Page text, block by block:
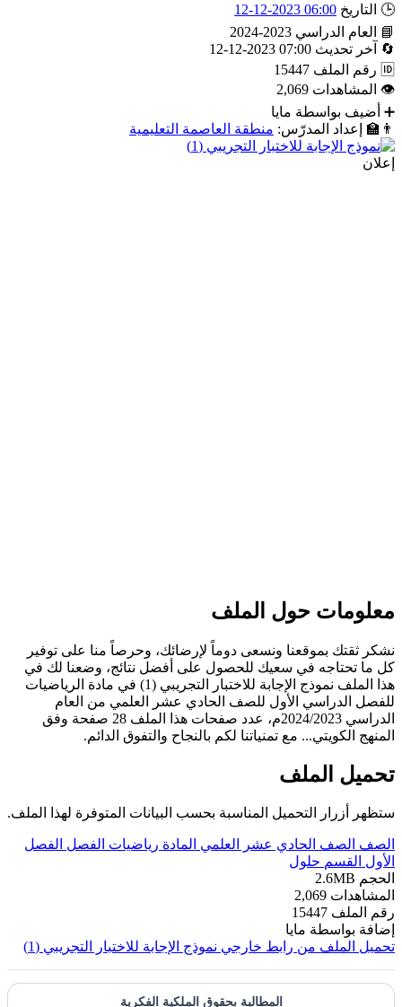
🕒 التاريخ 06:00 2023-12-12
📘
العام الدراسي 2023-2024
🔄
آخر تحديث 07:00 2023-12-12
🆔 رقم الملف 15447
👁
المشاهدات 2,069
➕
أضيف بواسطة مايا
👨‍🏫
إعداد المدرّس: منطقة العاصمة التعليمية
إعلان
معلومات حول الملف
نشكر ثقتك بموقعنا ونسعى دوماً لإرضائك، وحرصاً منا على توفير
كل ما تحتاجه في سعيك للحصول على أفضل نتائج، وضعنا لك في
هذا الملف نموذج الإجابة للاختبار التجريبي (1) في مادة الرياضيات
للفصل الدراسي الأول للصف الحادي عشر العلمي من العام
الدراسي 2024/2023م، عدد صفحات هذا الملف 28 صفحة وفق
المنهج الكويتي... مع تمنياتنا لكم بالنجاح والتفوق الدائم.
تحميل الملف
ستظهر أزرار التحميل المناسبة بحسب البيانات المتوفرة لهذا الملف.
الصف الصف الحادي عشر العلمي المادة رياضيات الفصل
الفصل
الأول
القسم حلول
الحجم 2.6MB
المشاهدات 2,069
رقم الملف 15447
إضافة بواسطة مايا
تحميل الملف من رابط خارجي نموذج الإجابة للاختبار التجريبي (1)
المطالبة بحقوق الملكية الفكرية